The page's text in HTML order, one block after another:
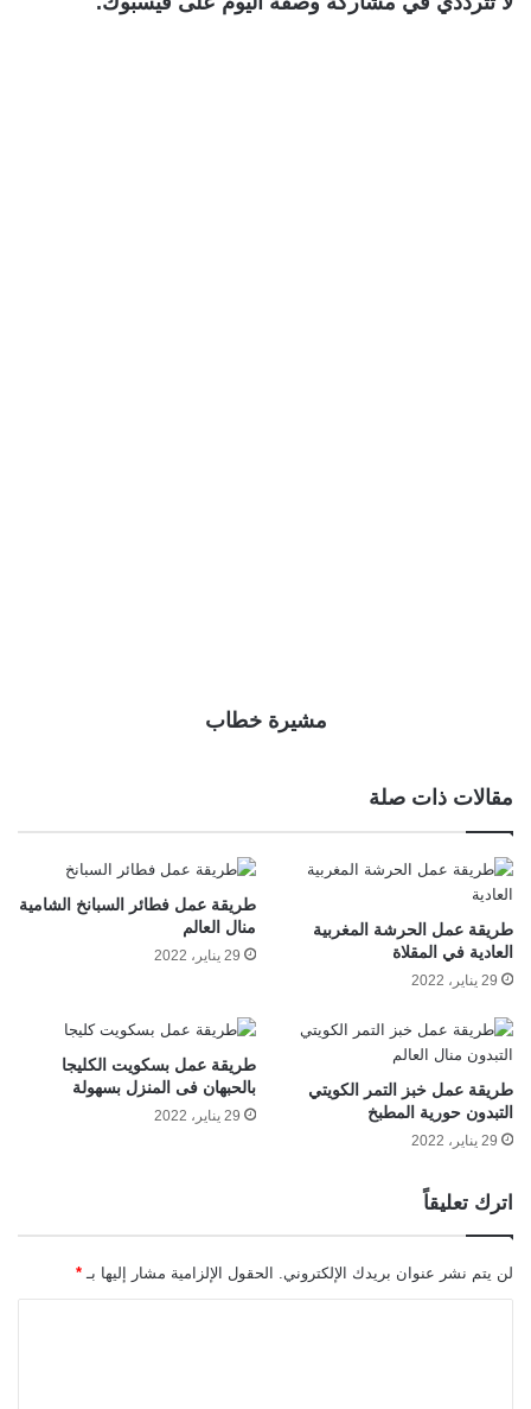
مشيرة خطاب
مقالات ذات صلة
طريقة عمل الحرشة المغربية
العادية في المقلاة
29 يناير، 2022
طريقة عمل فطائر السبانخ الشامية
منال العالم
29 يناير، 2022
طريقة عمل خبز التمر الكويتي
التبدون حورية المطبخ
29 يناير، 2022
طريقة عمل بسكويت الكليجا
بالحبهان فى المنزل بسهولة
29 يناير، 2022
اترك تعليقاً
لن يتم نشر عنوان بريدك الإلكتروني. الحقول الإلزامية مشار إليها بـ *